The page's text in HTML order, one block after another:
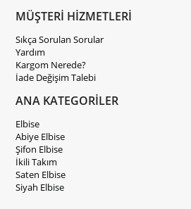
MÜŞTERİ HİZMETLERİ
Sıkça Sorulan Sorular
Yardım
Kargom Nerede?
İade Değişim Talebi
ANA KATEGORİLER
Elbise
Abiye Elbise
Şifon Elbise
İkili Takım
Saten Elbise
Siyah Elbise